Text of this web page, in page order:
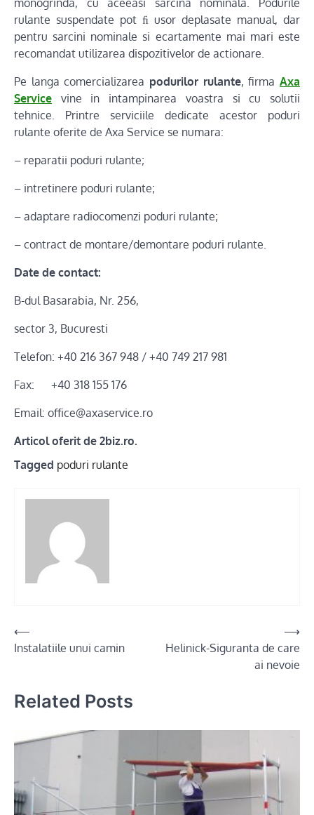
monogrinda, cu aceeasi sarcina nominala. Podurile
rulante suspendate pot ﬁ usor deplasate manual, dar
pentru sarcini nominale si ecartamente mai mari este
recomandat utilizarea dispozitivelor de actionare.
Pe langa comercializarea podurilor rulante, firmaAxa
Service vine in intampinarea voastra si cu solutii
tehnice. Printre serviciile dedicate acestor poduri
rulante oferite de Axa Service se numara:
– reparatii poduri rulante;
– intretinere poduri rulante;
– adaptare radiocomenzi poduri rulante;
– contract de montare/demontare poduri rulante.
Date de contact:
B-dul Basarabia, Nr. 256,
sector 3, Bucuresti
Telefon: +40 216 367 948 / +40 749 217 981
Fax: +40 318 155 176
Email: office@axaservice.ro
Articol oferit de 2biz.ro.
Tagged poduri rulante
Post
navigation
⟵
Instalatiile unui camin
Helinick-Siguranta de care
ai nevoie
⟶
Related Posts